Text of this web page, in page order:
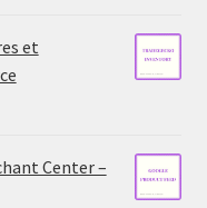
et
Center –